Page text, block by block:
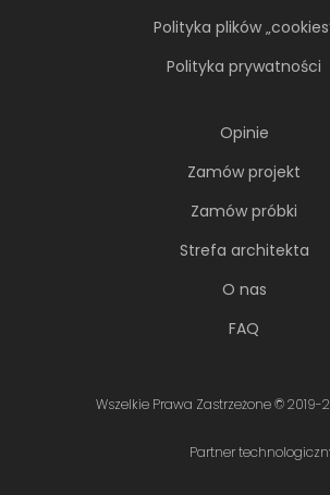
Polityka plików
Polityka prywatności
Opinie
Zamów projekt
Zamów próbki
Strefa architekta
O nas
FAQ
Wszelkie Prawa Zastrzeżone © 2019-
Partner